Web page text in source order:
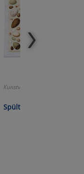
Kunstvoller Hauhaltshelfer!
Spültuch »Vogeleier«